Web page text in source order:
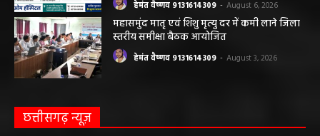
महासमुंद मातृ एवं शिशु मृत्यु दर में कमी लाने जिला
स्तरीय समीक्षा बैठक आयोजित
हेमंत वैष्णव 9131614309
छत्तीसगढ़ न्यूज़